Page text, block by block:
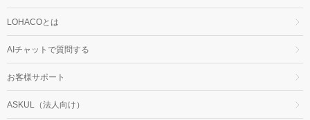
LOHACOとは
AIチャットで質問する
お客様サポート
ASKUL（法人向け）